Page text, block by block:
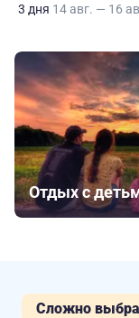
3 дня 14 авг. — 16
Отдых с
Сложно